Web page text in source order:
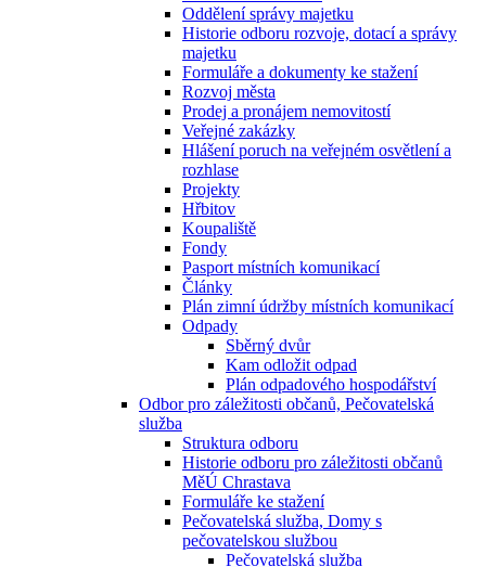
Oddělení správy majetku
Historie odboru rozvoje, dotací a správy
majetku
Formuláře a dokumenty ke stažení
Rozvoj města
Prodej a pronájem nemovitostí
Veřejné zakázky
Hlášení poruch na veřejném osvětlení a
rozhlase
Projekty
Hřbitov
Koupaliště
Fondy
Pasport místních komunikací
Články
Plán zimní údržby místních komunikací
Odpady
Sběrný dvůr
Kam odložit odpad
Plán odpadového hospodářství
Odbor pro záležitosti občanů, Pečovatelská
služba
Struktura odboru
Historie odboru pro záležitosti občanů
MěÚ Chrastava
Formuláře ke stažení
Pečovatelská služba, Domy s
pečovatelskou službou
Pečovatelská služba